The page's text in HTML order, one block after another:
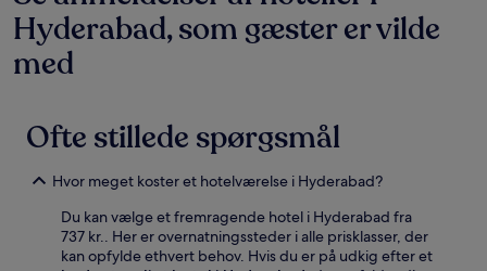
Hyderabad, som gæster er vilde
med
Ofte stillede spørgsmål
Hvor meget koster et hotelværelse i Hyderabad?
Du kan vælge et fremragende hotel i Hyderabad fra
737 kr.. Her er overnatningssteder i alle prisklasser, der
kan opfylde ethvert behov. Hvis du er på udkig efter et